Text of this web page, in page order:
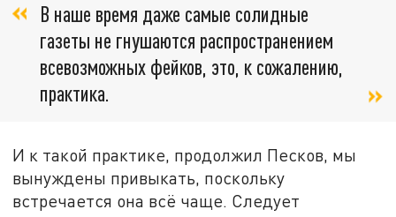
В наше время даже самые солидные
газеты не гнушаются распространением
всевозможных фейков, это, к сожалению,
практика.
И к такой практике, продолжил Песков, мы
вынуждены привыкать, поскольку
встречается она всё чаще. Следует